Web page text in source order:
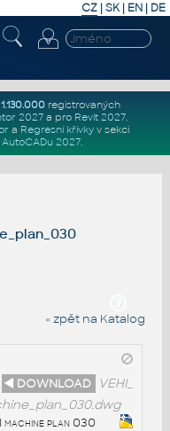
CZ | SK| EN | DE
1.130.000registrovaných
2027a pro Revit 2027.
a Regresní křivkyv sekci
2027.
« zpět na Katalog
◄ DOWNLOAD
VEHI_
machine plan 030